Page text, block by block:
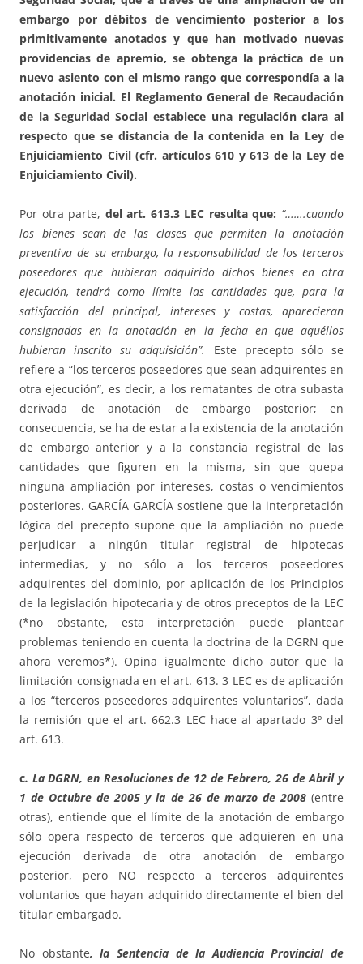
embargo por débitos de vencimiento posterior a los
primitivamente anotados y que han motivado nuevas
providencias de apremio, se obtenga la práctica de un
nuevo asiento con el mismo rango que correspondía a la
anotación inicial. El Reglamento General de Recaudación
de la Seguridad Social establece una regulación clara al
respecto que se distancia de la contenida en la Ley de
Enjuiciamiento Civil (cfr. artículos 610 y 613 de la Ley de
Enjuiciamiento Civil).
Por otra parte, del art. 613.3 LEC resulta que: “…….cuando
los bienes sean de las clases que permiten la anotación
preventiva de su embargo, la responsabilidad de los terceros
poseedores que hubieran adquirido dichos bienes en otra
ejecución, tendrá como límite las cantidades que, para la
satisfacción del principal, intereses y costas, aparecieran
consignadas en la anotación en la fecha en que aquéllos
hubieran inscrito su adquisición”. Este precepto sólo se
refiere a “los terceros poseedores que sean adquirentes en
otra ejecución”, es decir, a los rematantes de otra subasta
derivada de anotación de embargo posterior; en
consecuencia, se ha de estar a la existencia de la anotación
de embargo anterior y a la constancia registral de las
cantidades que figuren en la misma, sin que quepa
ninguna ampliación por intereses, costas o vencimientos
posteriores. GARCÍA GARCÍA sostiene que la interpretación
lógica del precepto supone que la ampliación no puede
perjudicar a ningún titular registral de hipotecas
intermedias, y no sólo a los terceros poseedores
adquirentes del dominio, por aplicación de los Principios
de la legislación hipotecaria y de otros preceptos de la LEC
(*no obstante, esta interpretación puede plantear
problemas teniendo en cuenta la doctrina de la DGRN que
ahora veremos*). Opina igualmente dicho autor que la
limitación consignada en el art. 613. 3 LEC es de aplicación
a los “terceros poseedores adquirentes voluntarios”, dada
la remisión que el art. 662.3 LEC hace al apartado 3º del
art. 613.
c. La DGRN, en Resoluciones de 12 de Febrero, 26 de Abril y
1 de Octubre de 2005 y la de 26 de marzo de 2008 (entre
otras), entiende que el límite de la anotación de embargo
sólo opera respecto de terceros que adquieren en una
ejecución derivada de otra anotación de embargo
posterior, pero NO respecto a terceros adquirentes
voluntarios que hayan adquirido directamente el bien del
titular embargado.
No obstante, la Sentencia de la Audiencia Provincial de